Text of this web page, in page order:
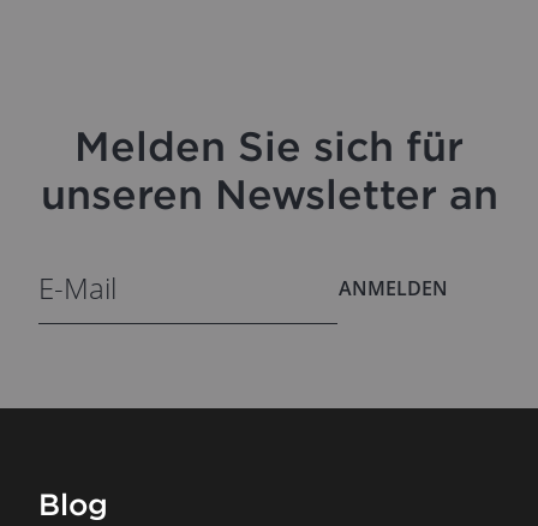
Melden Sie sich für
unseren Newsletter an
ANMELDEN
Blog